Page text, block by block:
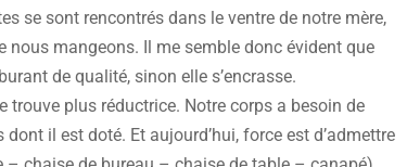
se sont rencontrés dans le ventre de notre mère,
nous mangeons. Il me semble donc évident que
de qualité, sinon elle s’encrasse.
trouve plus réductrice. Notre corps a besoin de
il est doté. Et aujourd’hui, force est d’admettre